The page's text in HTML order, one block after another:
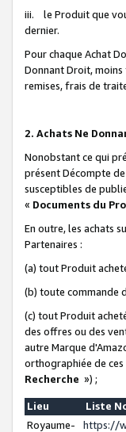
iii. le Produit que
dernier.
Pour chaque Achat
Donnant Droit,
remises, frais de
2. Achats Ne
Nonobstant ce qui
présent Décompte
susceptibles de
« Documents du
En outre, les achats
Partenaires :
(a) tout Produit
(b) toute commande
(c) tout Produit
des offres ou des
autre Marque
orthographiée de
Recherche ») ;
Lieu
Liste
Royaume-
https://